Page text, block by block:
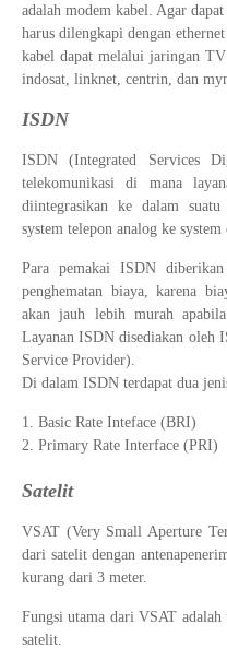
adalah modem kabel. Agar
harus dilengkapi dengan
kabel dapat melalui jaringan
indosat, linknet, centrin, dan
ISDN
ISDN (Integrated Services
telekomunikasi di mana
diintegrasikan ke dalam
system telepon analog ke system
Para pemakai ISDN
penghematan biaya, karena
akan jauh lebih murah apabila
Layanan ISDN disediakan oleh
Service Provider).
Di dalam ISDN terdapat dua
Basic Rate Inteface (BRI)
Primary Rate Interface (PRI)
Satelit
VSAT (Very Small Aperture
dari satelit dengan
kurang dari 3 meter.
Fungsi utama dari VSAT
satelit.